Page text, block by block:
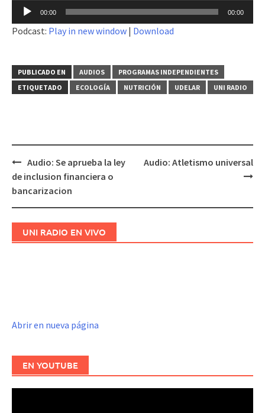
Reproductor
de
audio
00:00 00:00
Podcast: Play in new window | Download
PUBLICADO EN AUDIOS
PROGRAMAS INDEPENDIENTES
ETIQUETADO
ECOLOGÍA NUTRICIÓN UDELAR UNI RADIO
Navegación
de
Audio: Se aprueba la ley
de inclusion financiera o
bancarizacion
Audio: Atletismo universal
UNI RADIO EN VIVO
Abrir en nueva página
EN YOUTUBE